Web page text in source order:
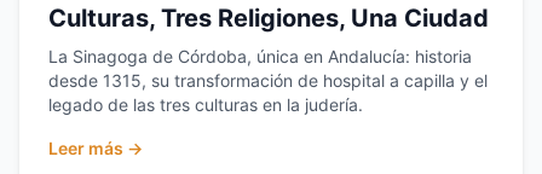
Culturas, Tres Religiones, Una Ciudad
La Sinagoga de Córdoba, única en Andalucía: historia
desde 1315, su transformación de hospital a capilla y el
legado de las tres culturas en la judería.
Leer más →